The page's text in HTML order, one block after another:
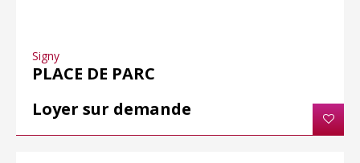
Signy
PLACE DE PARC
Loyer sur demande